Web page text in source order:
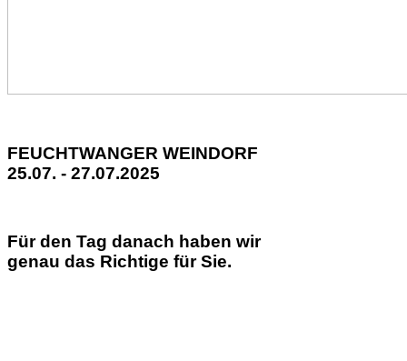
FEUCHTWANGER WEINDORF
25.07. - 27.07.2025
Für den Tag danach haben wir
genau das Richtige für Sie.